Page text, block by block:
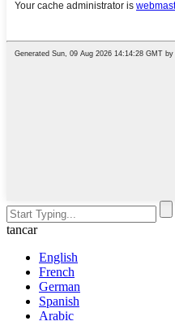
tancar
English
French
German
Spanish
Arabic